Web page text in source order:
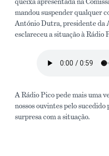
mandou suspender qualquer
António Dutra, presidente da
esclareceu a situação à Rádio
A Rádio Pico pede mais uma
nossos ouvintes pelo sucedido
surpresa com a situação.